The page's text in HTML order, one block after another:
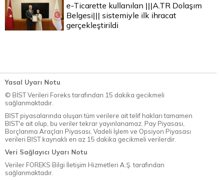
e-Ticarette kullanılan |||A.TR Dolaşım
Belgesi||| sistemiyle ilk ihracat
gerçekleştirildi
Yasal Uyarı Notu
© BİST Verileri Foreks tarafından 15 dakika gecikmeli
sağlanmaktadır.
BIST piyasalarında oluşan tüm verilere ait telif hakları tamamen
BIST'e ait olup, bu veriler tekrar yayınlanamaz. Pay Piyasası,
Borçlanma Araçları Piyasası, Vadeli İşlem ve Opsiyon Piyasası
verileri BIST kaynaklı en az 15 dakika gecikmeli verilerdir.
Veri Sağlayıcı Uyarı Notu
Veriler FOREKS Bilgi İletişim Hizmetleri A.Ş. tarafından
sağlanmaktadır.